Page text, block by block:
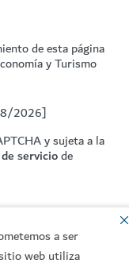
a ser
web utiliza
de esta página
y Turismo
2026]
y sujeta a la
serviciode